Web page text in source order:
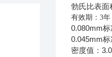
勃氏比表面
有效期： 3年
0.080mm标
0.045mm标
密度值：